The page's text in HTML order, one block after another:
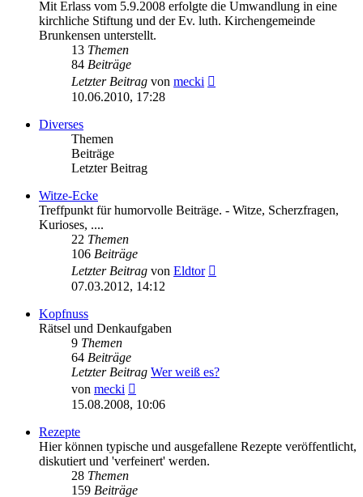
Mit Erlass vom 5.9.2008 erfolgte die Umwandlung in eine
kirchliche Stiftung und der Ev. luth. Kirchengemeinde
Brunkensen unterstellt.
13 Themen
84 Beiträge
Letzter Beitrag von mecki
10.06.2010, 17:28
Diverses
Themen
Beiträge
Letzter Beitrag
Witze-Ecke
Treffpunkt für humorvolle Beiträge. - Witze, Scherzfragen,
Kurioses, ....
22 Themen
106 Beiträge
Letzter Beitrag von Eldtor
07.03.2012, 14:12
Kopfnuss
Rätsel und Denkaufgaben
9 Themen
64 Beiträge
Letzter Beitrag Wer weiß es?
von mecki
Beitrag
15.08.2008, 10:06
Rezepte
Hier können typische und ausgefallene Rezepte veröffentlicht,
diskutiert und 'verfeinert' werden.
28 Themen
159 Beiträge